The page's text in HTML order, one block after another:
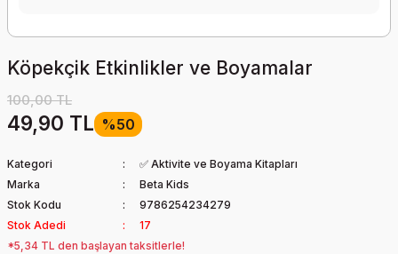
Köpekçik Etkinlikler ve Boyamalar
100,00 TL
49,90 TL %50
Kategori
✅ Aktivite ve Boyama Kitapları
Marka
Beta Kids
Stok Kodu
9786254234279
Stok Adedi
17
*5,34 TL den başlayan taksitlerle!